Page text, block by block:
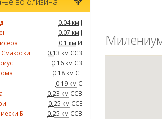
0.04 км Ј
0.07 км Ј
0.1 км И
0.13 км ССЗ
0.16 км СЗ
0.18 км СЕ
0.19 км С
0.23 км ССЗ
0.25 км ССЕ
Б
0.25 км ССЗ